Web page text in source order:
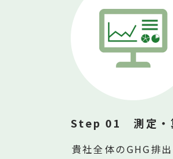
Step 01 測定・
貴社全体のGHG排